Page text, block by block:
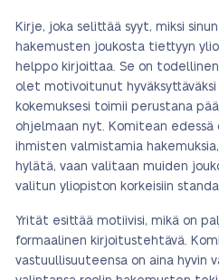
Kirje, joka selittää syyt, miksi
hakemusten joukosta tiettyyn
helppo kirjoittaa. Se on
olet motivoitunut
kokemuksesi toimii perustana
ohjelmaan nyt. Komitean
ihmisten valmistamia
hylätä, vaan valitaan muiden
valitun yliopiston korkeisiin
Yrität esittää motiivisi, mikä on
formaalinen kirjoitustehtävä.
vastuullisuuteensa on aina hyvin